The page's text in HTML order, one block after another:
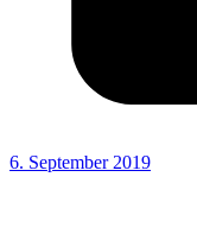
6. September 2019